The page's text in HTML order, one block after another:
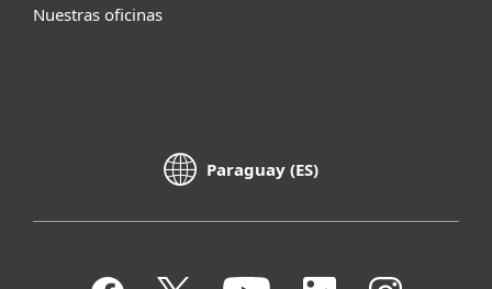
Nuestras oficinas
Paraguay (ES)